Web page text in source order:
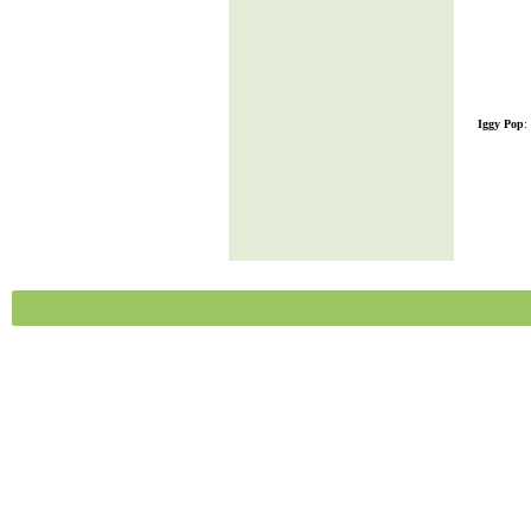
Iggy Pop: